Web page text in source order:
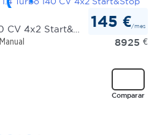
Manual
145 €/mes
8925 €
Comparar